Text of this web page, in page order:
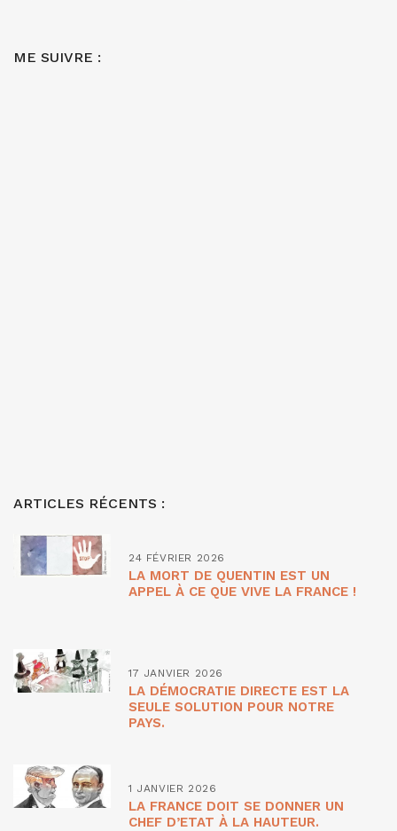
ME SUIVRE :
ARTICLES RÉCENTS :
24 FÉVRIER 2026
LA MORT DE QUENTIN EST UN
APPEL À CE QUE VIVE LA FRANCE !
17 JANVIER 2026
LA DÉMOCRATIE DIRECTE EST LA
SEULE SOLUTION POUR NOTRE
PAYS.
1 JANVIER 2026
LA FRANCE DOIT SE DONNER UN
CHEF D’ETAT À LA HAUTEUR.